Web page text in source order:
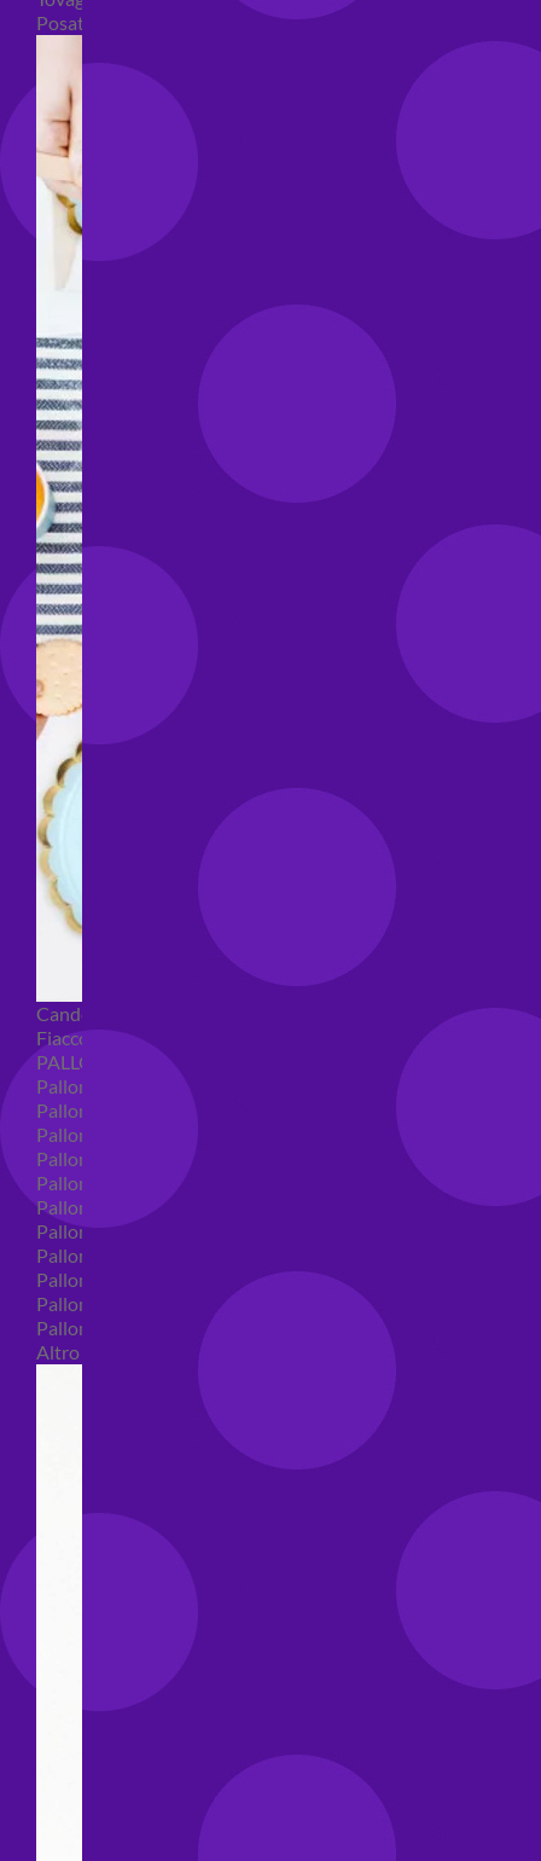
Posate per feste
Candeline compleanno
Fiaccole
PALLONCINI
Palloncini in lattice
Palloncini in lattice monocolore
Palloncini in lattice monocolore dimensione 5"
Palloncini in lattice monocolore dimensione 10"
Palloncini in lattice monocolore dimensione 12"
Palloncini in lattice monocolore dimensione 16"
Palloncini in lattice decorati
Palloncini in lattice decorati dimensione 5"
Palloncini in lattice decorati dimensione 10"
Palloncini in lattice decorati dimensione 12"
Palloncini in lattice decorati dimensione 16"
Altro